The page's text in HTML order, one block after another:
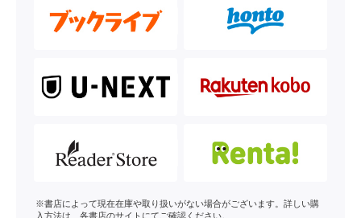
※書店によって現在在庫や取り扱いがない場合がございます。詳しい購
入方法は、各書店のサイトにてご確認ください。